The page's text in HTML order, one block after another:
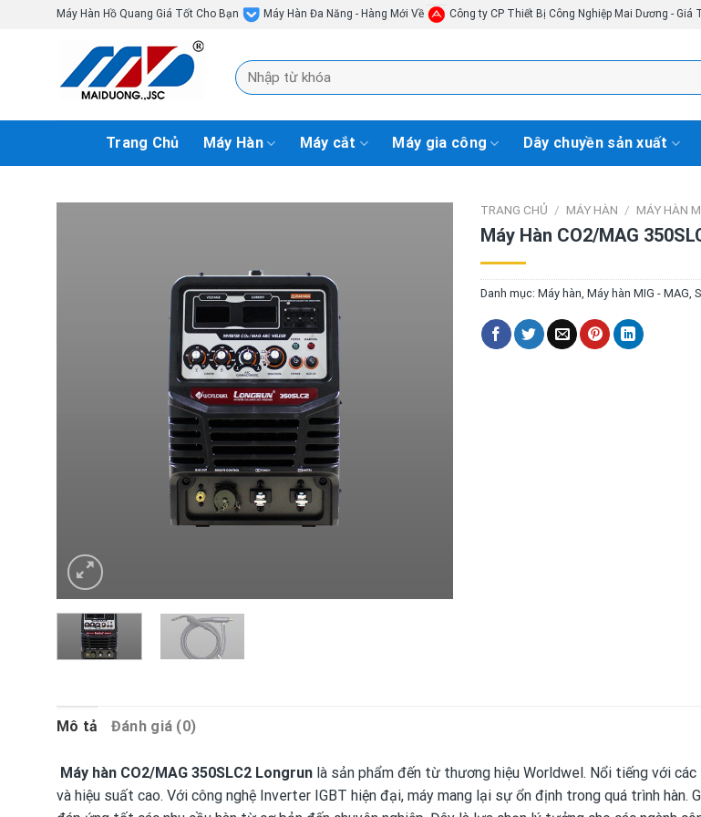
Máy Hàn Hồ Quang Giá Tốt Cho Bạn Máy Hàn Đa Năng - Hàng Mới Về Công ty CP Thiết Bị Công Nghiệp Mai Dương - Giá
Tìm
kiếm:
Trang Chủ Máy Hàn Máy cắt Máy gia công Dây chuyền sản xuất
TRANG CHỦ / MÁY HÀN / MÁY HÀN
Máy Hàn CO2/MAG
Danh mục: Máy hàn Máy hàn MIG - MAG
Mô tả Đánh giá (0)
Máy hàn CO2/MAG 350SLC2 Longrun là sản phẩm đến từ thương hiệu Worldwel. Nổi tiếng với
và hiệu suất cao. Với công nghệ Inverter IGBT hiện đại, máy mang lại sự ổn định trong quá trình hàn.